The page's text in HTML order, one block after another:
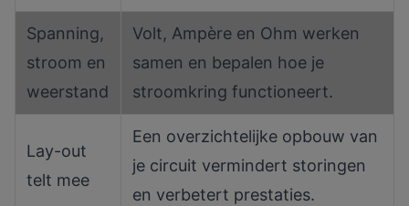
Spanning,
stroom en
weerstand
Volt, Ampère en Ohm werken
samen en bepalen hoe je
stroomkring functioneert.
Lay-out
telt mee
Een overzichtelijke opbouw van
je circuit vermindert storingen
en verbetert prestaties.